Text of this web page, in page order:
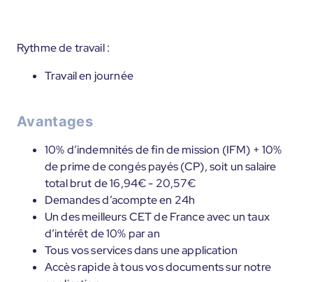
Rythme de travail :
Travail en journée
Avantages
10% d’indemnités de fin de mission (IFM) + 10%
de prime de congés payés (CP), soit un salaire
total brut de 16,94€ - 20,57€
Demandes d’acompte en 24h
Un des meilleurs CET de France avec un taux
d’intérêt de 10% par an
Tous vos services dans une application
Accès rapide à tous vos documents sur notre